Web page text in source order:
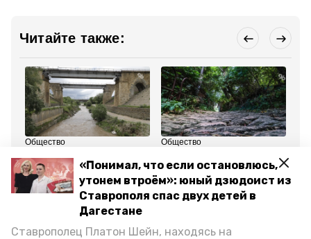
«Понимал, что если остановлюсь,
утонем втроём»: юный дзюдоист из
Ставрополя спас двух детей в
Дагестане
Ставрополец Платон Шейн, находясь на
Читайте также:
Общество
Ставропольцы
возвращают к жизни
заросшие водоёмы
Общество
Губернатор
Ставрополья провёл
для школьников
турпоход на гору